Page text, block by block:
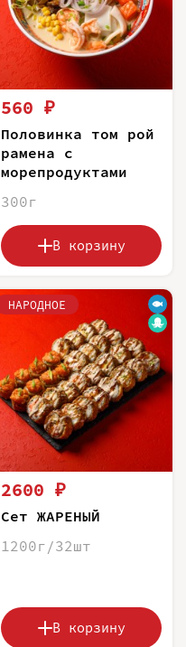
560 ₽
Половинка том рой
рамена с
морепродуктами
300г
В корзину
НАРОДНОЕ
2600 ₽
Сет ЖАРЕНЫЙ
1200г/32шт
В корзину